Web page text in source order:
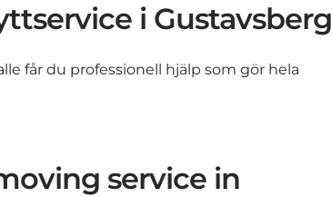
i Gustavsberg
får du professionell hjälp som gör hela
service in